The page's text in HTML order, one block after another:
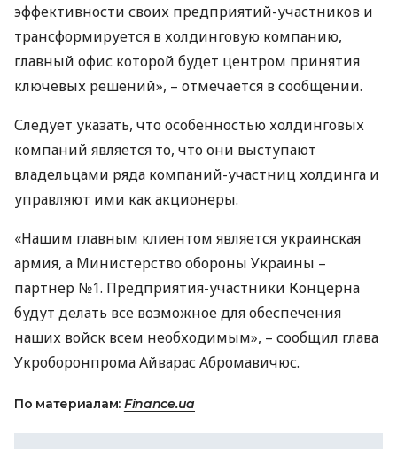
эффективности своих предприятий-участников и
трансформируется в холдинговую компанию,
главный офис которой будет центром принятия
ключевых решений», – отмечается в сообщении.
Следует указать, что особенностью холдинговых
компаний является то, что они выступают
владельцами ряда компаний-участниц холдинга и
управляют ими как акционеры.
«Нашим главным клиентом является украинская
армия, а Министерство обороны Украины –
партнер №1. Предприятия-участники Концерна
будут делать все возможное для обеспечения
наших войск всем необходимым», – сообщил глава
Укроборонпрома Айварас Абромавичюс.
По материалам: Finance.ua